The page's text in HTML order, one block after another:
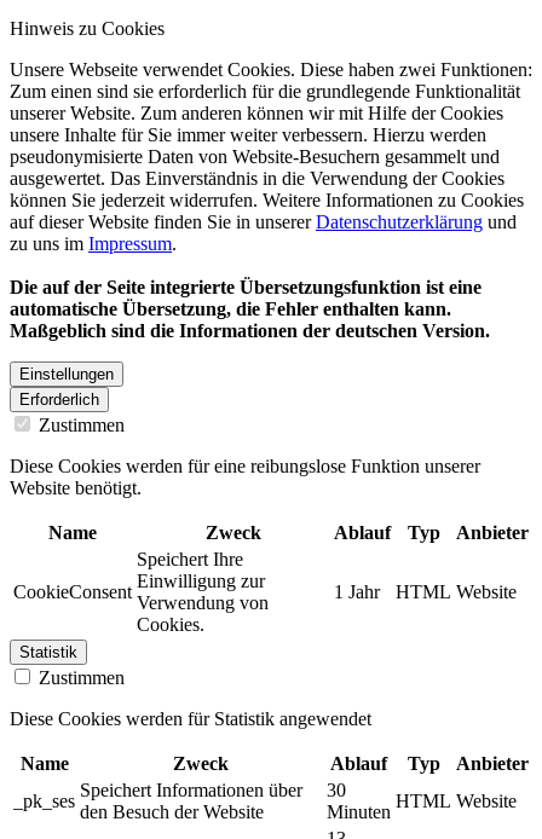
Hinweis zu Cookies
Unsere Webseite verwendet Cookies. Diese haben zwei Funktionen:
Zum einen sind sie erforderlich für die grundlegende Funktionalität
unserer Website. Zum anderen können wir mit Hilfe der Cookies
unsere Inhalte für Sie immer weiter verbessern. Hierzu werden
pseudonymisierte Daten von Website-Besuchern gesammelt und
ausgewertet. Das Einverständnis in die Verwendung der Cookies
können Sie jederzeit widerrufen. Weitere Informationen zu Cookies
auf dieser Website finden Sie in unsererDatenschutzerklärung und
zu uns im Impressum.
Die auf der Seite integrierte Übersetzungsfunktion ist eine
automatische Übersetzung, die Fehler enthalten kann.
Maßgeblich sind die Informationen der deutschen Version.
Einstellungen
Erforderlich
Zustimmen
Diese Cookies werden für eine reibungslose Funktion unserer
Website benötigt.
Name Zweck Ablauf Typ Anbieter
CookieConsent
Speichert Ihre
Einwilligung zur
Verwendung von
Cookies.
1 Jahr HTML Website
Statistik
Zustimmen
Diese Cookies werden für Statistik angewendet
Name Zweck Ablauf Typ
Anbieter
_pk_ses
Speichert Informationen über
den Besuch der Website
30
Minuten
HTML Website